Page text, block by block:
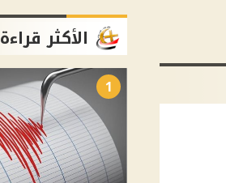
الأكثر قراءة
1